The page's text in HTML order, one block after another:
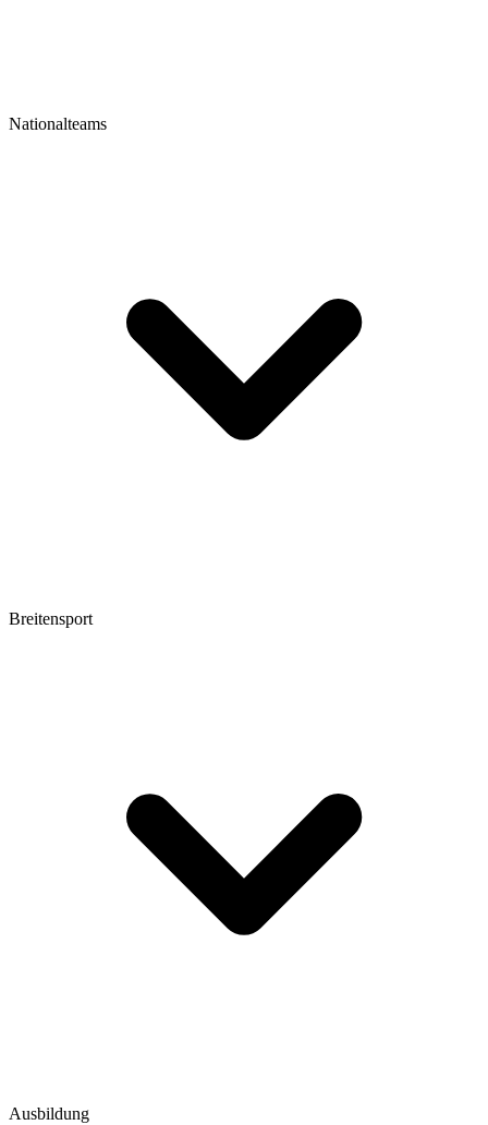
Nationalteams
Breitensport
Ausbildung